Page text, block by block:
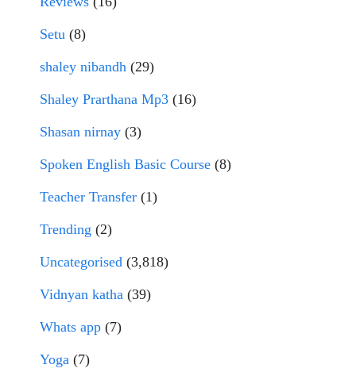
Setu (8)
shaley nibandh (29)
Shaley Prarthana Mp3 (16)
Shasan nirnay (3)
Spoken English Basic Course (8)
Teacher Transfer (1)
Trending (2)
Uncategorised (3,818)
Vidnyan katha (39)
Whats app (7)
Yoga (7)